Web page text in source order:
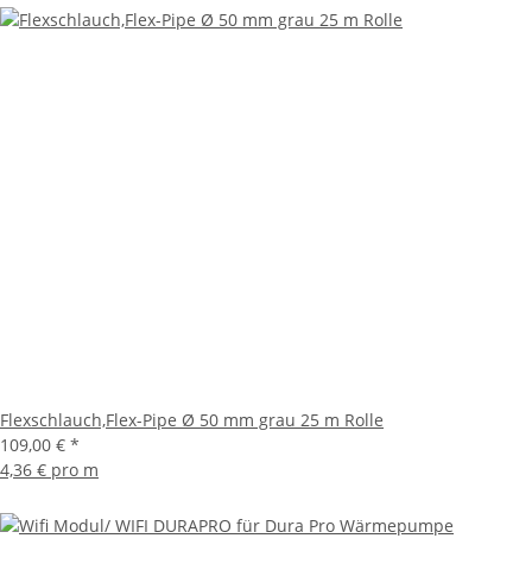
Flexschlauch,Flex-Pipe Ø 50 mm grau 25 m Rolle
109,00 € *
4,36 € pro m